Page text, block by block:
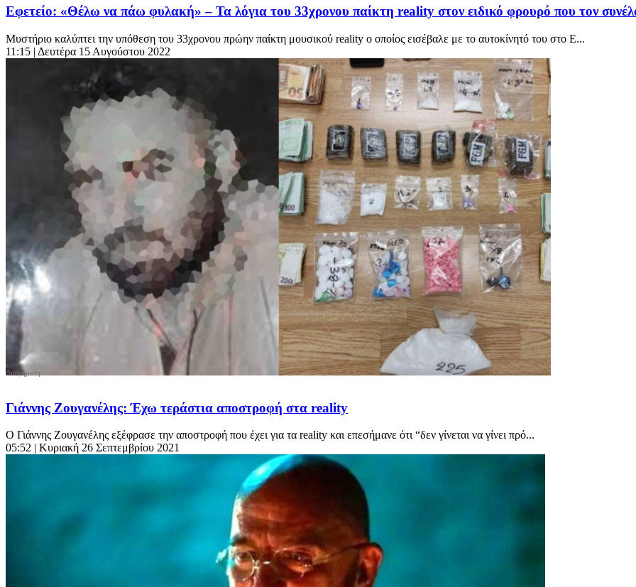
Εφετείο: «Θέλω να πάω φυλακή» – Τα λόγια του 33χρονου παίκτη reality στον ειδικό φρουρό που τον
Μυστήριο καλύπτει την υπόθεση του 33χρονου πρώην παίκτη μουσικού reality ο οποίος εισέβαλε με το αυτοκίνητό του στο Ε...
11:15 | Δευτέρα 15 Αυγούστου 2022
Γιάννης Ζουγανέλης: Έχω τεράστια αποστροφή στα reality
Ο Γιάννης Ζουγανέλης εξέφρασε την αποστροφή που έχει για τα reality και επεσήμανε ότι “δεν γίνεται να γίνει πρό...
05:52 | Κυριακή 26 Σεπτεμβρίου 2021